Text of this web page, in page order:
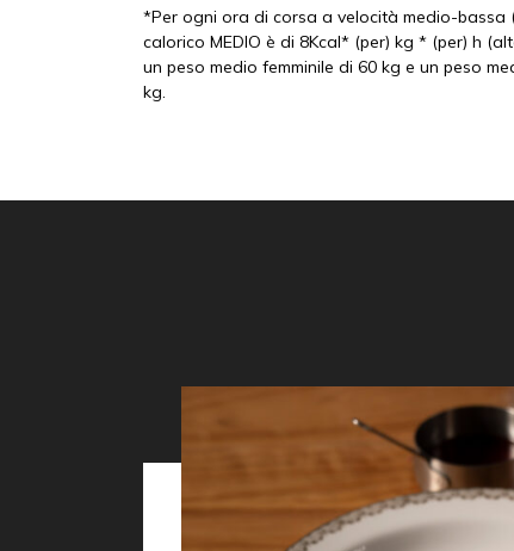
*Per ogni ora di corsa a velocità medio-bassa
calorico MEDIO è di 8Kcal* (per) kg * (per) h
un peso medio femminile di 60 kg e un peso
kg.